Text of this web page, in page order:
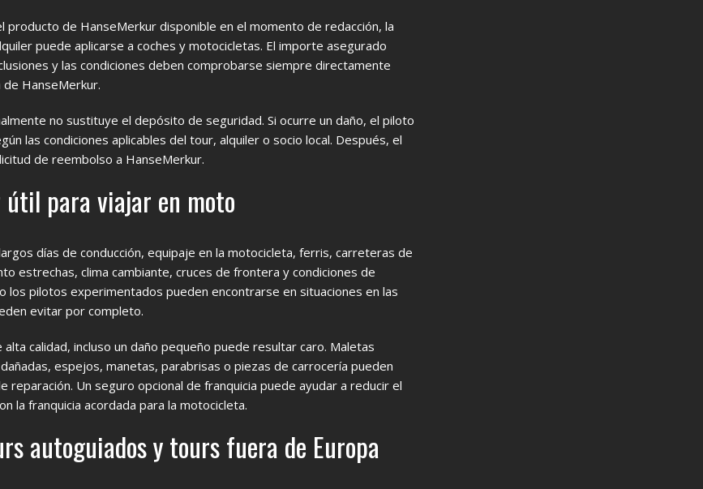
producto de HanseMerkur disponible en el momento de redacción, la
puede aplicarse a coches y motocicletas. El importe asegurado
y las condiciones deben comprobarse siempre directamente
HanseMerkur.
no sustituye el depósito de seguridad. Si ocurre un daño, el piloto
las condiciones aplicables del tour, alquiler o socio local. Después, el
de reembolso a HanseMerkur.
útil para viajar en moto
días de conducción, equipaje en la motocicleta, ferris, carreteras de
estrechas, clima cambiante, cruces de frontera y condiciones de
los pilotos experimentados pueden encontrarse en situaciones en las
evitar por completo.
calidad, incluso un daño pequeño puede resultar caro. Maletas
espejos, manetas, parabrisas o piezas de carrocería pueden
reparación. Un seguro opcional de franquicia puede ayudar a reducir el
la franquicia acordada para la motocicleta.
autoguiados y tours fuera de Europa